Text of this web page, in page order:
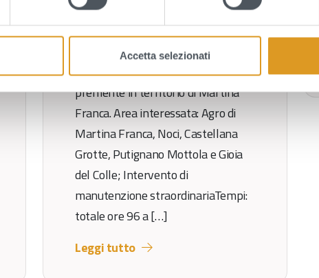
Accetta selezionati
giorni dal 1 al 7 giugno, potrebbero
verificarsi interruzioni della
fornitura a causa di una dispersione
idrica che ha interessato la condotta
premente in territorio di Martina
Franca. Area interessata: Agro di
Martina Franca, Noci, Castellana
Grotte, Putignano Mottola e Gioia
del Colle; Intervento di
manutenzione straordinariaTempi:
totale ore 96 a […]
Leggi tutto